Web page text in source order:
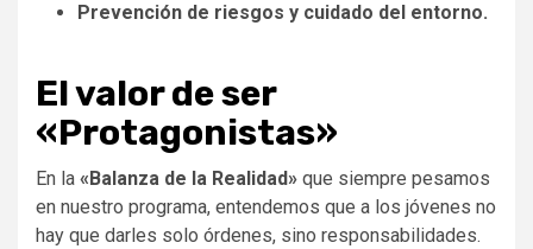
Prevención de riesgos y cuidado del entorno.
El valor de ser
«Protagonistas»
En la «Balanza de la Realidad» que siempre pesamos
en nuestro programa, entendemos que a los jóvenes no
hay que darles solo órdenes, sino responsabilidades.